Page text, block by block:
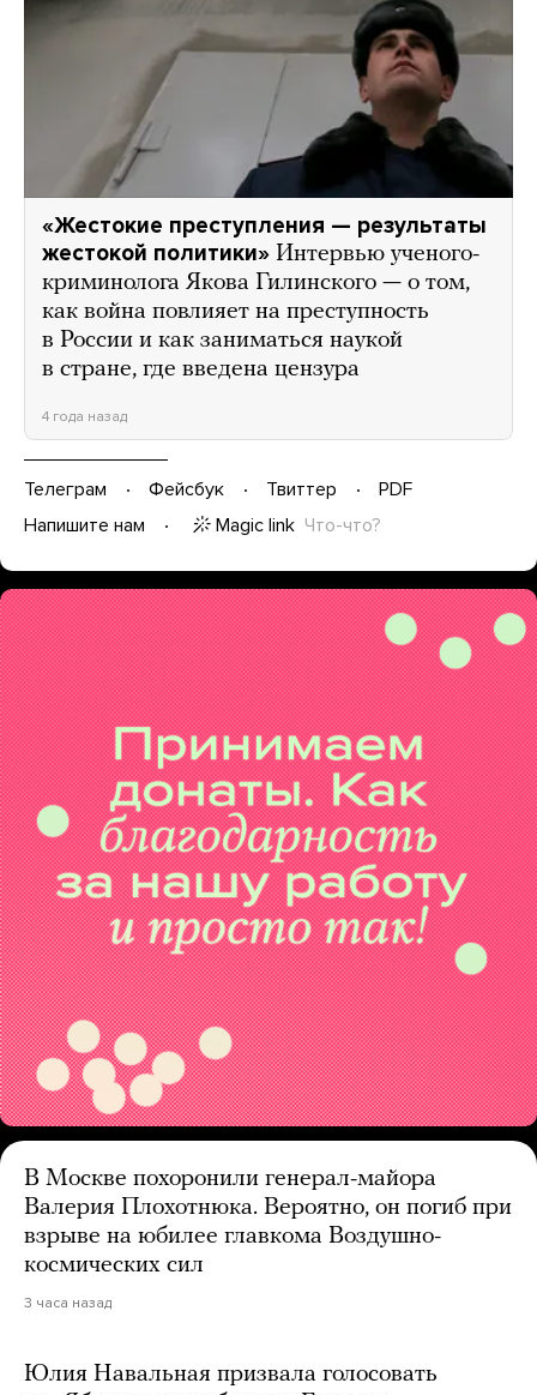
«Жестокие преступления — результаты
жестокой политики» Интервью ученого-
криминолога Якова Гилинского — о том,
как война повлияет на преступность
в России и как заниматься наукой
в стране, где введена цензура
4 года назад
Телеграм Фейсбук Твиттер
PDF
Напишите нам
Magic link Что-что?
В Москве похоронили генерал-майора
Валерия Плохотнюка. Вероятно, он погиб при
взрыве на юбилее главкома Воздушно-
космических сил
3 часа назад
Юлия Навальная призвала голосовать